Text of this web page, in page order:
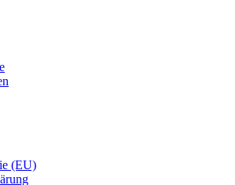
(EU)